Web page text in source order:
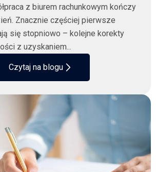
z biurem rachunkowym kończy
Znacznie częściej pierwsze
się stopniowo – kolejne korekty
z uzyskaniem...
Czytaj na blogu